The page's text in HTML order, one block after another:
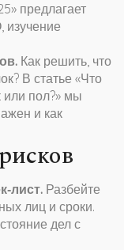
предлагает
изучение
Как решить, что
В статье «Что
или пол?» мы
и как
Разбейте
лиц и сроки.
дел с